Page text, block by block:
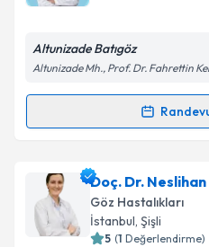
Kişisel verilerimin
Metni'ni okudum ve
Takvim
Altunizade Batıgöz
Altunizade Mh., Prof. Dr. Fahrettin
Randevu Takvimi
Op. Dr. Dilhan Gönenç
oluşturun. Size bu
takvim hazırlandığında
Doç. Dr.
Göz Hastalıkları
İstanbul, Şişli
5 (1 Değerlendirme)